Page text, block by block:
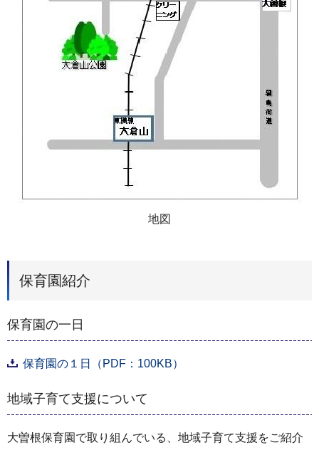
地図
保育園紹介
保育園の一日
保育園の１日（PDF：100KB）
地域子育て支援について
大曽根保育園で取り組んでいる、地域子育て支援をご紹介